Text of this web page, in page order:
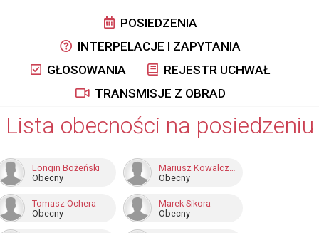
POSIEDZENIA
INTERPELACJE I ZAPYTANIA
GŁOSOWANIA
REJESTR UCHWAŁ
TRANSMISJE Z OBRAD
Lista obecności na posiedzeniu
Longin Bożeński
Obecny
Mariusz Kowalczuk
Obecny
Tomasz Ochera
Obecny
Marek Sikora
Obecny